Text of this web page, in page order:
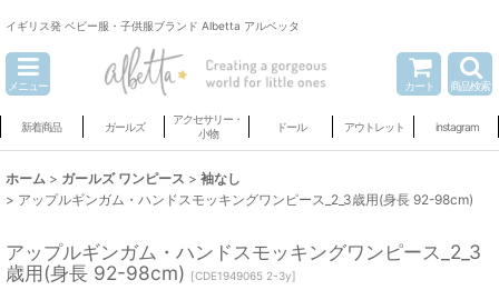
イギリス発 ベビー服・子供服ブランド Albetta アルベッタ
メニュー カート 商品検索
新着商品 ガールズ
アクセサリー・
小物
ドール アウトレット instagram
ホーム > ガールズ ワンピース > 袖なし
> アップルギンガム・ハンドスモッキングワンピース_2_3歳用(身長 92-98cm)
アップルギンガム・ハンドスモッキングワンピース_2_3
歳用(身長 92-98cm) [CDE1949065 2-3y]